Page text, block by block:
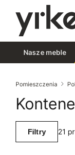
Nasze meble
Pomieszczenia
Filtry 21